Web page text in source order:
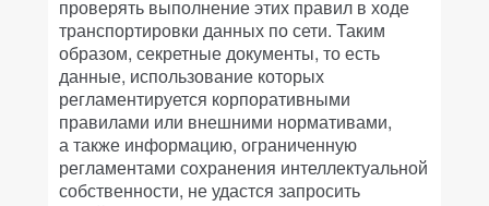
проверять выполнение этих правил в ходе
транспортировки данных по сети. Таким
образом, секретные документы, то есть
данные, использование которых
регламентируется корпоративными
правилами или внешними нормативами,
а также информацию, ограниченную
регламентами сохранения интеллектуальной
собственности, не удастся запросить